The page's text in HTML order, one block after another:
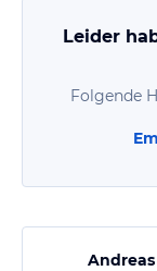
Leider
Folgende
Andreas